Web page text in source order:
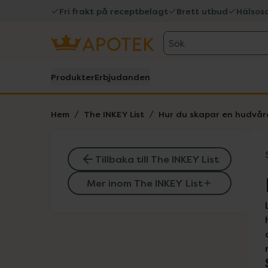
Fri frakt på receptbelagt Brett utbud
Sök
ProdukterErbjudanden
Hem The INKEY List Hur du skapar en
Tillbaka till The INKEY List
Mer inom The INKEY List